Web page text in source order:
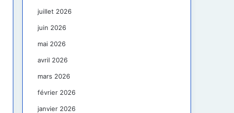
juillet 2026
juin 2026
mai 2026
avril 2026
mars 2026
février 2026
janvier 2026